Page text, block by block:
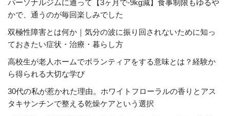
パーソナルジムに通って【3ヶ月で-9kg減】食事制限もゆるや
かで、通うのが毎回楽しみでした
双極性障害とは何か｜気分の波に振り回されないために知っ
ておきたい症状・治療・暮らし方
高校生が老人ホームでボランティアをする意味とは？経験か
ら得られる大切な学び
30代の私が惹かれた理由。ホワイトフローラルの香りとアス
タキサンチンで整える乾燥ケアという選択